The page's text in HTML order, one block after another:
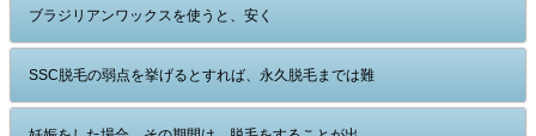
ブラジリアンワックスを使うと、安く
SSC脱毛の弱点を挙げるとすれば、永久脱毛までは難